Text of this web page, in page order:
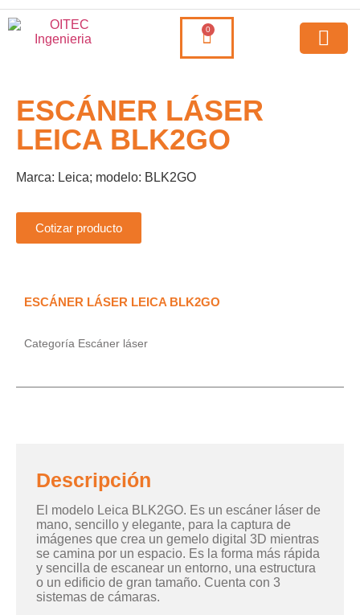
0
ESCÁNER LÁSER
LEICA BLK2GO
Marca: Leica; modelo: BLK2GO
Cotizar producto
ESCÁNER LÁSER LEICA BLK2GO
Categoría Escáner láser
Descripción
El modelo Leica BLK2GO. Es un escáner láser de
mano, sencillo y elegante, para la captura de
imágenes que crea un gemelo digital 3D mientras
se camina por un espacio. Es la forma más rápida
y sencilla de escanear un entorno, una estructura
o un edificio de gran tamaño. Cuenta con 3
sistemas de cámaras.